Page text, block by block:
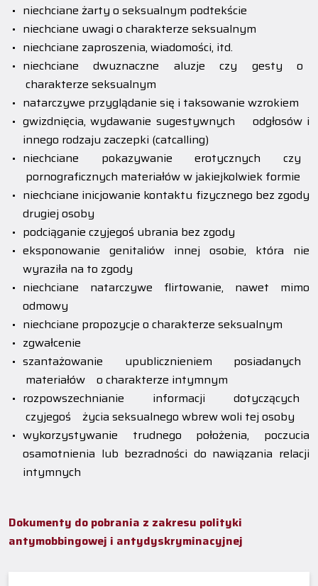
niechciane żarty o seksualnym podtekście
niechciane uwagi o charakterze seksualnym
niechciane zaproszenia, wiadomości, itd.
niechciane dwuznaczne aluzje czy gesty o
charakterze seksualnym
natarczywe przyglądanie się i taksowanie wzrokiem
gwizdnięcia, wydawanie sugestywnych odgłosów i
innego rodzaju zaczepki (catcalling)
niechciane pokazywanie erotycznych czy
pornograficznych materiałów w jakiejkolwiek formie
niechciane inicjowanie kontaktu fizycznego bez zgody
drugiej osoby
podciąganie czyjegoś ubrania bez zgody
eksponowanie genitaliów innej osobie, która nie
wyraziła na to zgody
niechciane natarczywe flirtowanie, nawet mimo
odmowy
niechciane propozycje o charakterze seksualnym
zgwałcenie
szantażowanie upublicznieniem posiadanych
materiałów o charakterze intymnym
rozpowszechnianie informacji dotyczących
czyjegoś życia seksualnego wbrew woli tej osoby
wykorzystywanie trudnego położenia, poczucia
osamotnienia lub bezradności do nawiązania relacji
intymnych
Dokumenty do pobrania z zakresu polityki
antymobbingowej i antydyskryminacyjnej